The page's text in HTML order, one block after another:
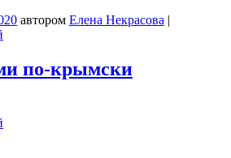
автором Елена Некрасова |
по-крымски